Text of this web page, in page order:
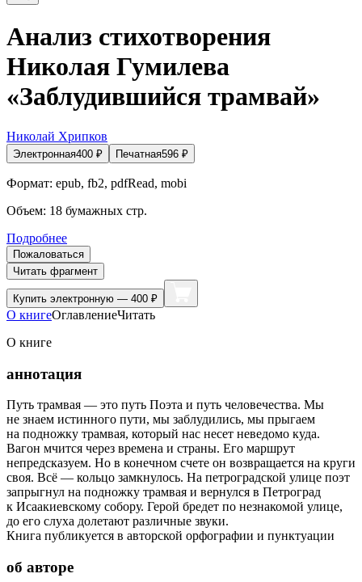
Анализ стихотворения
Николая Гумилева
«Заблудившийся трамвай»
Николай Хрипков
Электронная400 ₽ Печатная596 ₽
Формат: epub, fb2, pdfRead, mobi
Объем: 18 бумажных стр.
Подробнее
Пожаловаться
Читать фрагмент
Купить электронную — 400 ₽
О книгеОглавлениеЧитать
О книге
аннотация
Путь трамвая — это путь Поэта и путь человечества. Мы
не знаем истинного пути, мы заблудились, мы прыгаем
на подножку трамвая, который нас несет неведомо куда.
Вагон мчится через времена и страны. Его маршрут
непредсказуем. Но в конечном счете он возвращается на круги
своя. Всё — кольцо замкнулось. На петроградской улице поэт
запрыгнул на подножку трамвая и вернулся в Петроград
к Исаакиевскому собору. Герой бредет по незнакомой улице,
до его слуха долетают различные звуки.
Книга публикуется в авторской орфографии и пунктуации
об авторе